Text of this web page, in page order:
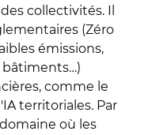
collectivités. Il
(Zéro
émissions,
comme le
territoriales. Par
où les